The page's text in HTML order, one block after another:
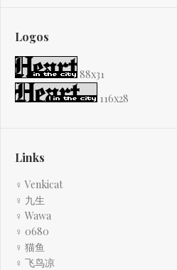
Logos
88x31
116x28
Links
♀ Venkicat
♀ 九生
♀ Wawa
♀ 0680
♀ 猫鱼
♀ 飞鸟凉